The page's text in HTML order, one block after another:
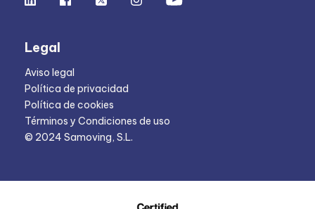
Legal
Aviso legal
Política de privacidad
Política de cookies
Términos y Condiciones de uso
© 2024 Samoving, S.L.